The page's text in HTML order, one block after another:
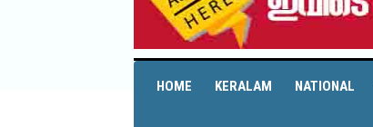
HOME KERALAM NATIONAL